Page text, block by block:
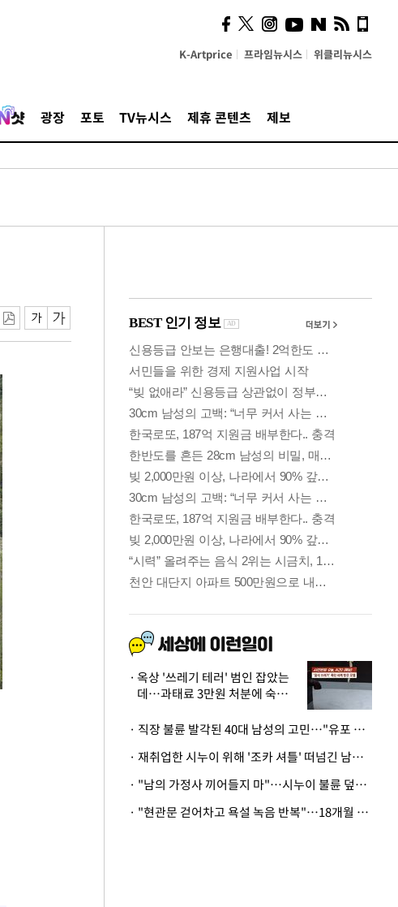
K-Artprice 프라임뉴시스 위클리뉴시스
광장 포토 TV뉴시스 제휴 콘텐츠 제보
의견, 국토부·LH에 충실히
전달할 것"
옥상 '쓰레기 테러' 범인 잡았는
데…과태료 3만원 처분에 숙박업
· 직장 불륜 발각된 40대 남성의 고민…"유포 동료 명예훼손·협박죄 고소 가능할까"
· 재취업한 시누이 위해 '조카 셔틀' 떠넘긴 남편…아내 "난 못한다"
· "남의 가정사 끼어들지 마"…시누이 불륜 덮으려는 남편에 억울한 아내
· "현관문 걷어차고 욕설 녹음 반복"…18개월 아기 키우는 집 뒤흔든 '앞집의 비극'